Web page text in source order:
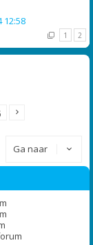
12:58
1 2
Ga naar